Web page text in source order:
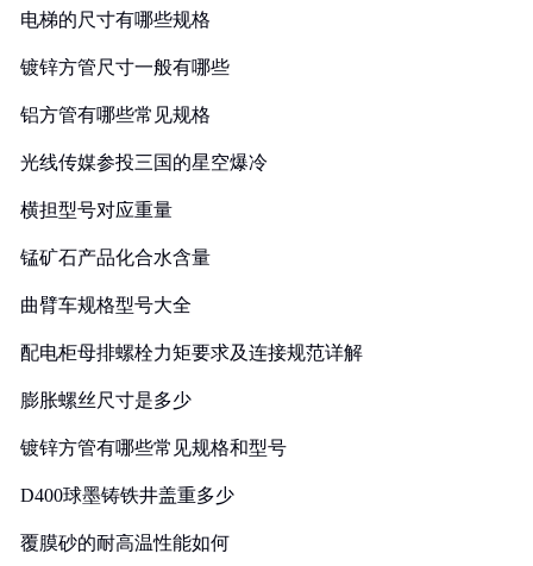
电梯的尺寸有哪些规格
镀锌方管尺寸一般有哪些
铝方管有哪些常见规格
光线传媒参投三国的星空爆冷
横担型号对应重量
锰矿石产品化合水含量
曲臂车规格型号大全
配电柜母排螺栓力矩要求及连接规范详解
膨胀螺丝尺寸是多少
镀锌方管有哪些常见规格和型号
D400球墨铸铁井盖重多少
覆膜砂的耐高温性能如何